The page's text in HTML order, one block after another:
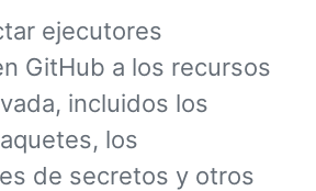
ejecutores
GitHub a los recursos
incluidos los
los
de secretos y otros